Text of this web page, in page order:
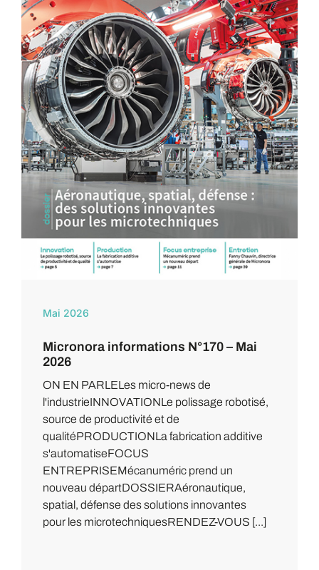
Mai 2026
Micronora informations N°170 – Mai
2026
ON EN PARLELes micro-news de
l'industrieINNOVATIONLe polissage robotisé,
source de productivité et de
qualitéPRODUCTIONLa fabrication additive
s'automatiseFOCUS
ENTREPRISEMécanuméric prend un
nouveau départDOSSIERAéronautique,
spatial, défense des solutions innovantes
pour les microtechniquesRENDEZ-VOUS [...]